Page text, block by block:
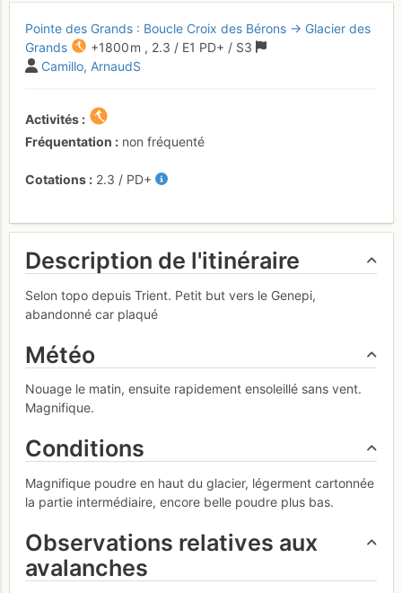
Pointe des Grands : Boucle Croix des Bérons → Glacier des
Grands
+1800 m , 2.3 / E1 PD+ / S3
Camillo ArnaudS
Activités
Fréquentation
non fréquenté
Cotations 2.3 / PD+
Description de l'itinéraire
Selon topo depuis Trient. Petit but vers le Genepi,
abandonné car plaqué
Météo
Nouage le matin, ensuite rapidement ensoleillé sans vent.
Magnifique.
Conditions
Magnifique poudre en haut du glacier, légerment cartonnée
la partie intermédiaire, encore belle poudre plus bas.
Observations relatives aux
avalanches